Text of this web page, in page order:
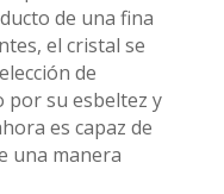
de una fina
el cristal se
de
por su esbeltez y
es capaz de
una manera